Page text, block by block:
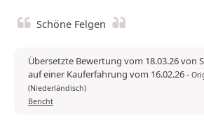
Schöne Felgen
Übersetzte Bewertung vom 18.03.26 von
auf einer Kauferfahrung vom 16.02.26-
(Niederländisch)
Bericht